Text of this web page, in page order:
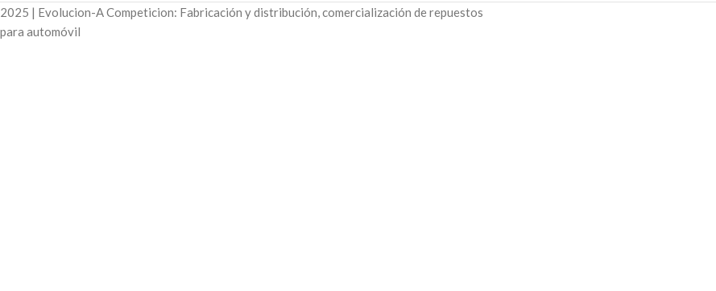
2025 | Evolucion-A Competicion: Fabricación y distribución, comercialización de repuestos
para automóvil